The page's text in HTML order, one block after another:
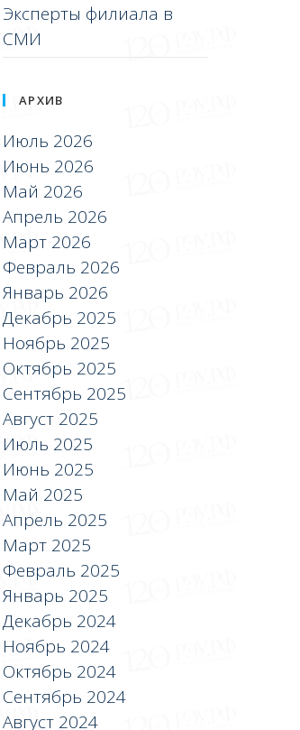
Эксперты филиала в
СМИ
АРХИВ
Июль 2026
Июнь 2026
Май 2026
Апрель 2026
Март 2026
Февраль 2026
Январь 2026
Декабрь 2025
Ноябрь 2025
Октябрь 2025
Сентябрь 2025
Август 2025
Июль 2025
Июнь 2025
Май 2025
Апрель 2025
Март 2025
Февраль 2025
Январь 2025
Декабрь 2024
Ноябрь 2024
Октябрь 2024
Сентябрь 2024
Август 2024